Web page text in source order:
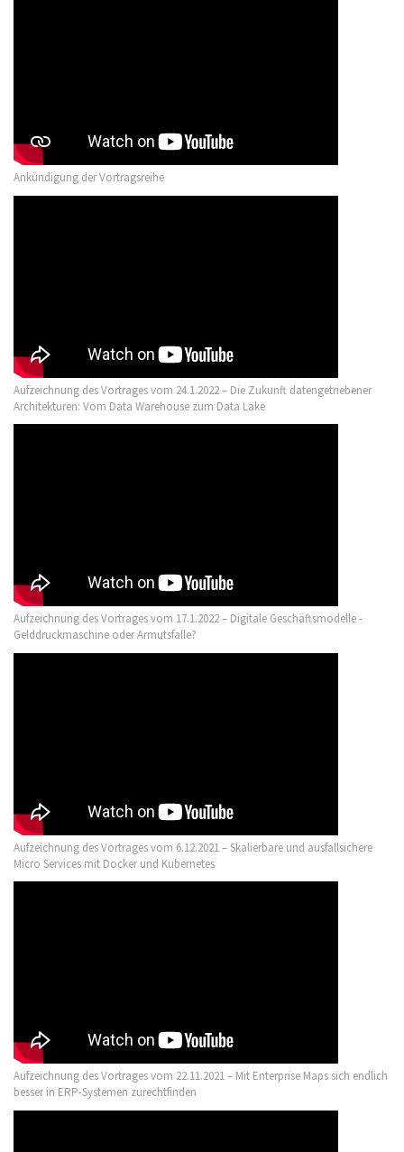
Ankündigung der Vortragsreihe
Aufzeichnung des Vortrages vom 24.1.2022 – Die Zukunft datengetriebener
Architekturen: Vom Data Warehouse zum Data Lake
Aufzeichnung des Vortrages vom 17.1.2022 – Digitale Geschäftsmodelle -
Gelddruckmaschine oder Armutsfalle?
Aufzeichnung des Vortrages vom 6.12.2021 – Skalierbare und ausfallsichere
Micro Services mit Docker und Kubernetes
Aufzeichnung des Vortrages vom 22.11.2021 – Mit Enterprise Maps sich endlich
besser in ERP-Systemen zurechtfinden